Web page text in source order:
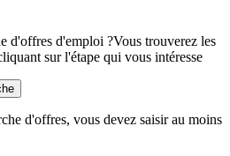
d'offres d'emploi ?Vous trouverez les
sur l'étape qui vous intéresse
d'offres, vous devez saisir au moins